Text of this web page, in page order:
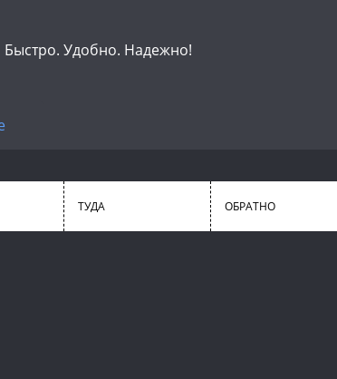
Быстро. Удобно. Надежно!
ТУДА ОБРАТНО